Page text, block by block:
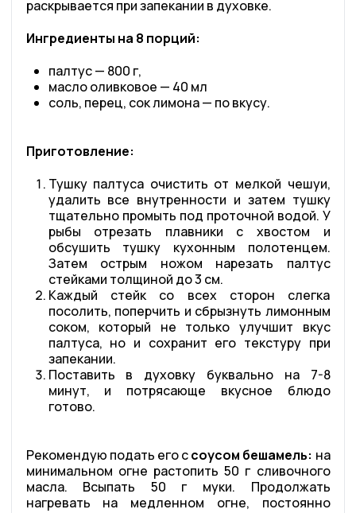
раскрывается при запекании в духовке.
Ингредиенты на 8 порций:
палтус — 800 г,
масло оливковое — 40 мл
соль, перец, сок лимона — по вкусу.
Приготовление:
Тушку палтуса очистить от мелкой чешуи,
удалить все внутренности и затем тушку
тщательно промыть под проточной водой. У
рыбы отрезать плавники с хвостом и
обсушить тушку кухонным полотенцем.
Затем острым ножом нарезать палтус
стейками толщиной до 3 см.
Каждый стейк со всех сторон слегка
посолить, поперчить и сбрызнуть лимонным
соком, который не только улучшит вкус
палтуса, но и сохранит его текстуру при
запекании.
Поставить в духовку буквально на 7-8
минут, и потрясающе вкусное блюдо
готово.
Рекомендую подать его ссоусом бешамель: на
минимальном огне растопить 50 г сливочного
масла. Всыпать 50 г муки. Продолжать
нагревать на медленном огне, постоянно